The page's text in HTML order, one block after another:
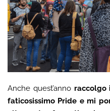
Anche quest’anno
faticosissimo Pride e mi